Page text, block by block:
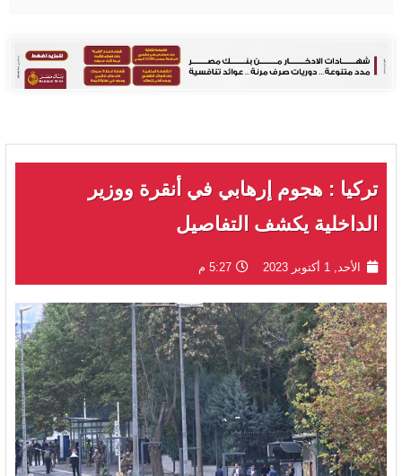
تركيا : هجوم إرهابي في أنقرة ووزير
الداخلية يكشف التفاصيل
الأحد, 1 أكتوبر 2023 5:27 م